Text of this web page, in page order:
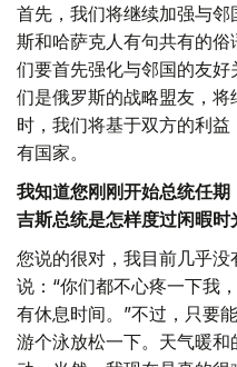
首先，我们将继续加强与
斯和哈萨克人有句共有的
们要首先强化与邻国的友
们是俄罗斯的战略盟友，
时，我们将基于双方的利
有国家。
我知道您刚刚开始总统任
吉斯总统是怎样度过闲暇时
您说的很对，我目前几乎
说：“你们都不心疼一下我
有休息时间。”不过，只要
游个泳放松一下。天气暖